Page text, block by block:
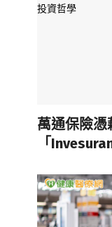
萬通保險憑
「